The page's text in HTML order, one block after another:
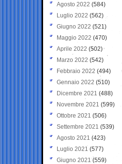
Agosto 2022 (584)
Luglio 2022 (562)
Giugno 2022 (521)
Maggio 2022 (470)
Aprile 2022 (502)
Marzo 2022 (542)
Febbraio 2022 (494)
Gennaio 2022 (510)
Dicembre 2021 (488)
Novembre 2021 (599)
Ottobre 2021 (506)
Settembre 2021 (539)
Agosto 2021 (423)
Luglio 2021 (577)
Giugno 2021(559)